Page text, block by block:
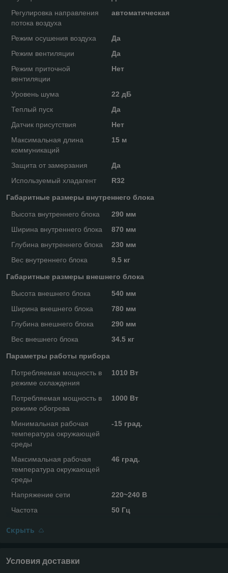
Регулировка направления
потока воздуха
автоматическая
Режим осушения воздуха
Да
Режим вентиляции
Да
Режим приточной
вентиляции
Нет
Уровень шума
22 дБ
Теплый пуск
Да
Датчик присутствия
Нет
Максимальная длина
коммуникаций
15 м
Защита от замерзания
Да
Используемый хладагент
R32
Габаритные размеры внутреннего блока
Высота внутреннего блока
290 мм
Ширина внутреннего блока
870 мм
Глубина внутреннего блока
230 мм
Вес внутреннего блока
9.5 кг
Габаритные размеры внешнего блока
Высота внешнего блока
540 мм
Ширина внешнего блока
780 мм
Глубина внешнего блока
290 мм
Вес внешнего блока
34.5 кг
Параметры работы прибора
Потребляемая мощность в
режиме охлаждения
1010 Вт
Потребляемая мощность в
режиме обогрева
1000 Вт
Минимальная рабочая
температура окружающей
среды
-15 град.
Максимальная рабочая
температура окружающей
среды
46 град.
Напряжение сети
220~240 В
Частота
50 Гц
Скрыть
Условия доставки